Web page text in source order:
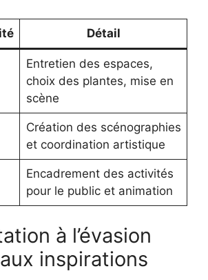
Détail
Entretien des espaces,
choix des plantes, mise en
scène
Création des scénographies
et coordination artistique
Encadrement des activités
pour le public et animation
à l’évasion
inspirations